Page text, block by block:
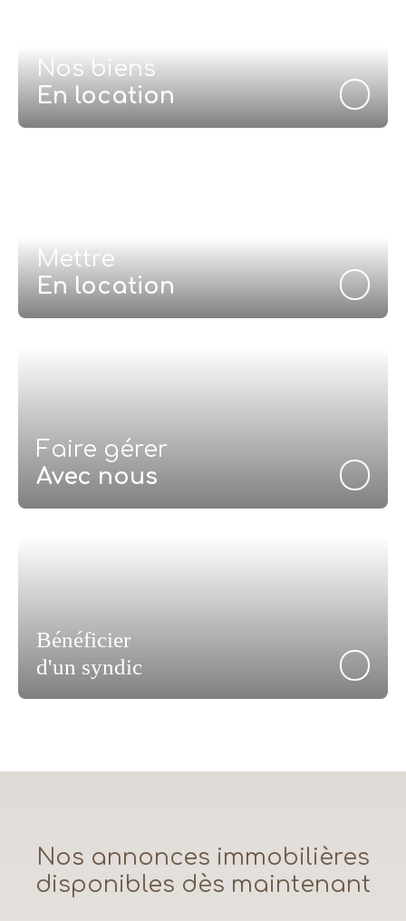
Nos biens
En location
Mettre
En location
Faire gérer
Avec nous
Bénéficier
d'un syndic
Nos annonces immobilières
disponibles dès maintenant